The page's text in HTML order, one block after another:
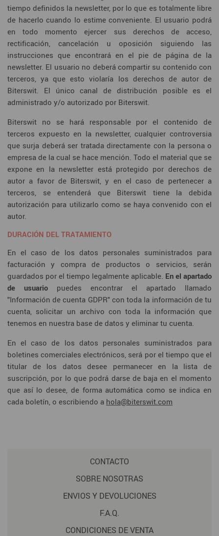
tiempo definidos la newsletter, por lo que es totalmente libre
de hacerlo cuando lo estime conveniente. El usuario podrá
en todo momento ejercer sus derechos de acceso,
rectificación, cancelación u oposición siguiendo las
instrucciones que encontrará en el pie de página de la
newsletter. El usuario no deberá compartir su contenido con
terceros, ya que esto violaría los derechos de autor de
Biterswit. El único canal de distribución posible es el
administrado y/o autorizado por Biterswit.
Biterswit no se hará responsable por el contenido de
terceros expuesto en la newsletter, cualquier controversia
que surja deberá ser tratada directamente con la persona o
empresa de la cual se hace mención. Todo el material que se
expone en la newsletter está protegido por derechos de
autor a favor de Biterswit, y en el caso de pertenecer a
terceros, se entenderá que Biterswit tiene la debida
autorización para utilizarlo como se haya convenido con el
autor.
DURACIÓN DEL TRATAMIENTO
En el caso de los datos personales suministrados para
facturación y compra de productos o servicios, serán
guardados por el tiempo legalmente aplicable. En el apartado
de usuario puedes encontrar el apartado llamado
"Información de cuenta GDPR" con toda la información de tu
cuenta, solicitar un archivo con toda la información que
tenemos en nuestra base de datos y eliminar tu cuenta.
En el caso de los datos personales suministrados para
boletines comerciales electrónicos, será por el tiempo que el
titular de los datos desee permanecer en la lista de
suscripción, por lo que podrá darse de baja en el momento
que así lo desee, de forma automática como se indica en
cada boletín, o escribiendo a hola@biterswit.com
CONTACTO
SOBRE NOSOTRAS
ENVIOS Y DEVOLUCIONES
F.A.Q.
CONDICIONES DE VENTA